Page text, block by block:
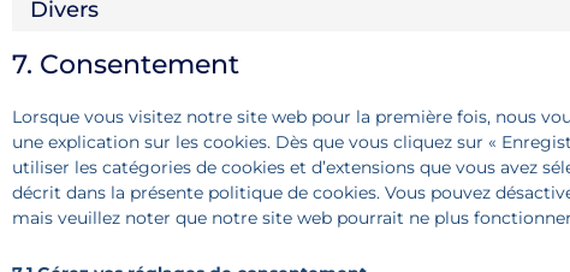
Divers
7. Consentement
Lorsque vous visitez notre site web pour la première fois, nous
une explication sur les cookies. Dès que vous cliquez sur «
utiliser les catégories de cookies et d’extensions que vous avez
décrit dans la présente politique de cookies. Vous pouvez
mais veuillez noter que notre site web pourrait ne plus